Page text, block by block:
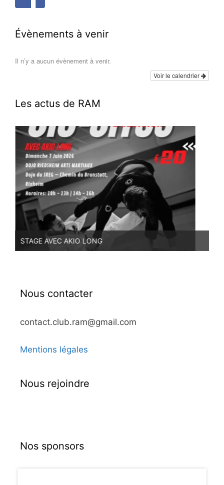
Évènements à venir
Il n’y a aucun évènement à venir.
Voir le calendrier
Les actus de RAM
STAGE AVEC AKIO LONG
Nous contacter
contact.club.ram@gmail.com
Mentions légales
Nous rejoindre
Nos sponsors